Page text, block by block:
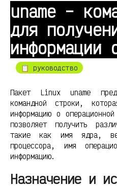
uname –
для
информации
📋 руководство
Пакет Linux uname
командной строки,
информацию о
позволяет получить
такие как имя ядра,
процессора, имя
информацию.
Назначение и